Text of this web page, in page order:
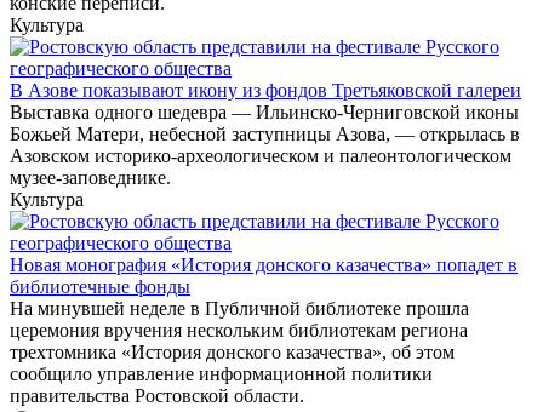
Культура
В Азове показывают икону из фондов Третьяковской галереи
Выставка одного шедевра — Ильинско-Черниговской иконы
Божьей Матери, небесной заступницы Азова, — открылась в
Азовском историко-археологическом и палеонтологическом
музее-заповеднике.
Культура
Новая монография «История донского казачества» попадет в
библиотечные фонды
На минувшей неделе в Публичной библиотеке прошла
церемония вручения нескольким библиотекам региона
трехтомника «История донского казачества», об этом
сообщило управление информационной политики
правительства Ростовской области.